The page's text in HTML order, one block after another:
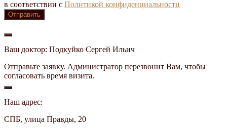
в соответствии с Политикой конфиденциальности
Ваш доктор: Подкуйко Сергей Ильич
Отправьте заявку. Администратор перезвонит Вам, чтобы
согласовать время визита.
Наш адрес:
СПБ, улица Правды, 20